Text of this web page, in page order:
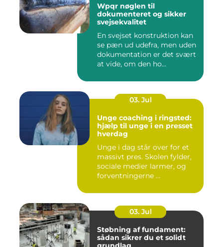
Wpqr nøglen til
dokumenteret og sikker
svejsekvalitet
En svejset konstruktion kan
se pæn ud udefra, men uden
dokumentation er det svært
at vide, om den ho...
03. Jul
Unge coaching i ringsted:
hjælp til unge i en presset
hverdag
Unge i dag står over for et
massivt pres. Skolen fylder,
sociale medier larmer, og
forventningerne ...
03. Jul
Støbning af fundament:
sådan sikrer du et solidt